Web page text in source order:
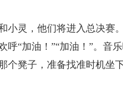
小灵，他们将进入总决赛
“加油！”“加油！”。音
个凳子，准备找准时机坐